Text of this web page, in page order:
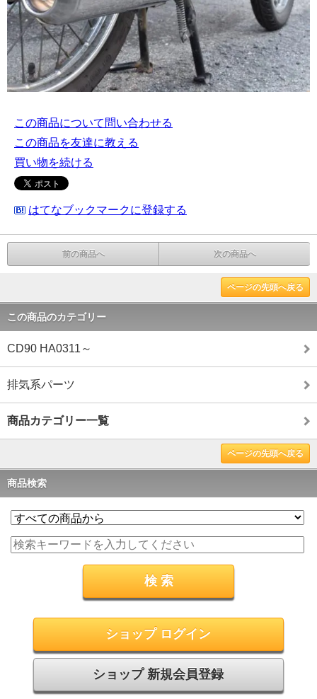
この商品について問い合わせる
この商品を友達に教える
買い物を続ける
はてなブックマークに登録する
前の商品へ 次の商品へ
ページの先頭へ戻る
この商品のカテゴリー
CD90 HA0311～
排気系パーツ
商品カテゴリー一覧
ページの先頭へ戻る
商品検索
ショップ ログイン
ショップ 新規会員登録